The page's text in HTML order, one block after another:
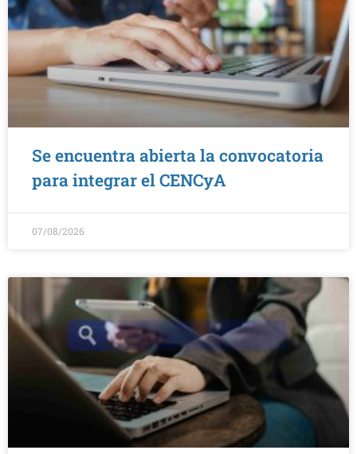
Se encuentra abierta la convocatoria
para integrar el CENCyA
07/08/2026